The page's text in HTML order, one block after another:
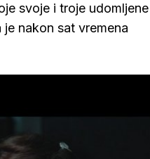
svoje i troje udomljene
nakon sat vremena